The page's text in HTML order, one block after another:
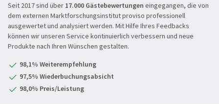
SUCHEN & BUCHEN
REISEKATEGORIE
Reisekategorie
Leserreisen
Osterreisen
PREMIUM-Bus
Schiffsreisen
REISEZIEL
Deutschland
Seit 2017 sind über 17.000 Gästebewertungen eingegangen, die von
dem externen Marktforschungsinstitut proviso professionell
ausgewertet und analysiert werden. Mit Hilfe Ihres Feedbacks
können wir unseren Service kontinuierlich verbessern und neue
Produkte nach Ihren Wünschen gestalten.
98,1% Weiterempfehlung
97,5% Wiederbuchungsabsicht
98,0% Preis/Leistung